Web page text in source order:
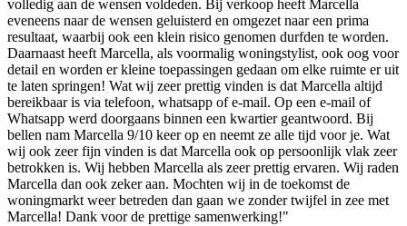
volledig aan de wensen voldeden. Bij verkoop heeft Marcella
eveneens naar de wensen geluisterd en omgezet naar een prima
resultaat, waarbij ook een klein risico genomen durfden te worden.
Daarnaast heeft Marcella, als voormalig woningstylist, ook oog voor
detail en worden er kleine toepassingen gedaan om elke ruimte er uit
te laten springen! Wat wij zeer prettig vinden is dat Marcella altijd
bereikbaar is via telefoon, whatsapp of e-mail. Op een e-mail of
Whatsapp werd doorgaans binnen een kwartier geantwoord. Bij
bellen nam Marcella 9/10 keer op en neemt ze alle tijd voor je. Wat
wij ook zeer fijn vinden is dat Marcella ook op persoonlijk vlak zeer
betrokken is. Wij hebben Marcella als zeer prettig ervaren. Wij raden
Marcella dan ook zeker aan. Mochten wij in de toekomst de
woningmarkt weer betreden dan gaan we zonder twijfel in zee met
Marcella! Dank voor de prettige samenwerking!"